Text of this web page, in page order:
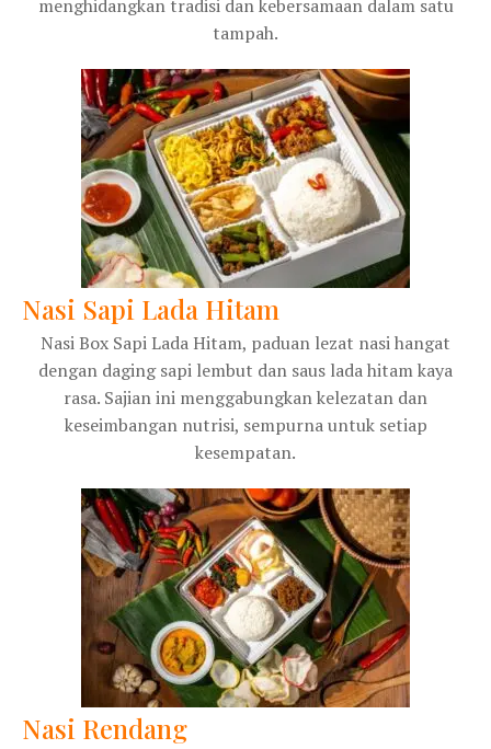
menghidangkan tradisi dan kebersamaan dalam satu
tampah.
Nasi Sapi Lada Hitam
Nasi Box Sapi Lada Hitam, paduan lezat nasi hangat
dengan daging sapi lembut dan saus lada hitam kaya
rasa. Sajian ini menggabungkan kelezatan dan
keseimbangan nutrisi, sempurna untuk setiap
kesempatan.
Nasi Rendang